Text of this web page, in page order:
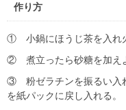
作り方
① 小鍋にほうじ茶を入れ
② 煮立ったら砂糖を加え
③ 粉ゼラチンを振るい入
を紙パックに戻し入れる。